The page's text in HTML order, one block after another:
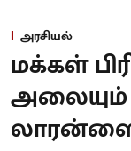
அரசியல்
மக்கள்
அலையும்
லாரன்ஸை